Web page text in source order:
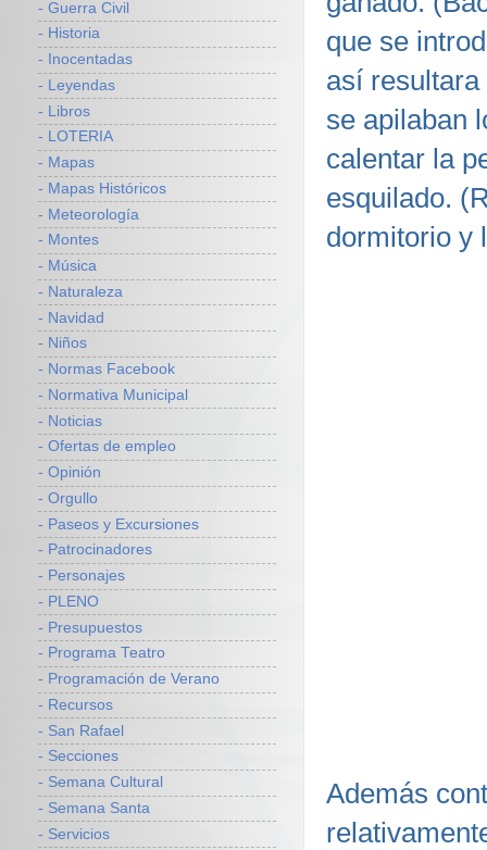
que se
así
se apilaban
calentar la
esquilado.
dormitorio y
Además
- Guerra Civil
- Historia
- Inocentadas
- Leyendas
- Libros
- LOTERIA
- Mapas
- Mapas Históricos
- Meteorología
- Montes
- Música
- Naturaleza
- Navidad
- Niños
- Normas Facebook
- Normativa Municipal
- Noticias
- Ofertas de empleo
- Opinión
- Orgullo
- Paseos y Excursiones
- Patrocinadores
- Personajes
- PLENO
- Presupuestos
- Programa Teatro
- Programación de Verano
- Recursos
- San Rafael
- Secciones
- Semana Cultural
- Semana Santa
- Servicios